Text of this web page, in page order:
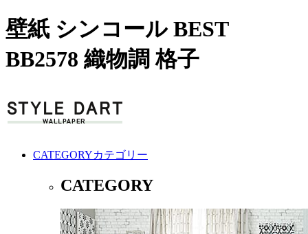
壁紙 シンコール BEST
BB2578 織物調 格子
CATEGORYカテゴリー
CATEGORY